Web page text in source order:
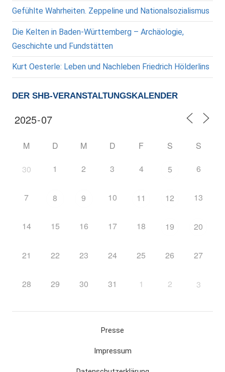
Gefühlte Wahrheiten. Zeppeline und Nationalsozialismus
Die Kelten in Baden-Württemberg – Archäologie,
Geschichte und Fundstätten
Kurt Oesterle: Leben und Nachleben Friedrich Hölderlins
DER SHB-VERANSTALTUNGSKALENDER
M D M D F S S
30 1 2 3 4 5 6
7 8 9 10 11 12 13
14 15 16 17 18 19 20
21 22 23 24 25 26 27
28 29 30 31 1 2 3
Presse
Impressum